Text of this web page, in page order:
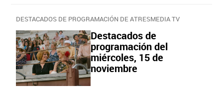
DESTACADOS DE PROGRAMACIÓN DE ATRESMEDIA TV
Destacados de
programación del
miércoles, 15 de
noviembre